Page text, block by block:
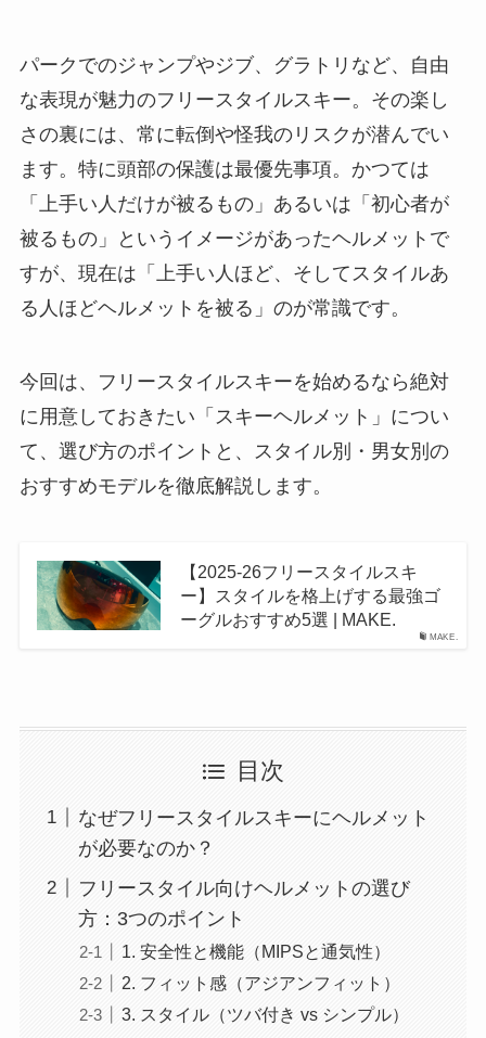
パークでのジャンプやジブ、グラトリなど、自由
な表現が魅力のフリースタイルスキー。その楽し
さの裏には、常に転倒や怪我のリスクが潜んでい
ます。特に頭部の保護は最優先事項。かつては
「上手い人だけが被るもの」あるいは「初心者が
被るもの」というイメージがあったヘルメットで
すが、現在は「上手い人ほど、そしてスタイルあ
る人ほどヘルメットを被る」のが常識です。
今回は、フリースタイルスキーを始めるなら絶対
に用意しておきたい「スキーヘルメット」につい
て、選び方のポイントと、スタイル別・男女別の
おすすめモデルを徹底解説します。
MAKE.
【2025-26フリースタイルスキ
ー】スタイルを格上げする最強ゴ
ーグルおすすめ5選 | MAKE.
目次
なぜフリースタイルスキーにヘルメット
が必要なのか？
フリースタイル向けヘルメットの選び
方：3つのポイント
1. 安全性と機能（MIPSと通気性）
2. フィット感（アジアンフィット）
3. スタイル（ツバ付き vs シンプル）